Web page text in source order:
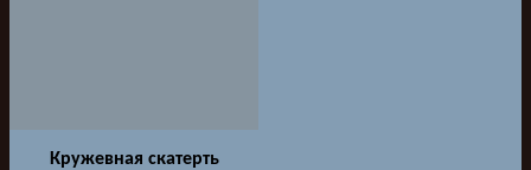
Кружевная скатерть